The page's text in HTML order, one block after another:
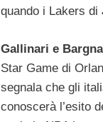
quando i Lakers di
Gallinari e
Star Game di
segnala che gli
conoscerà l’esito